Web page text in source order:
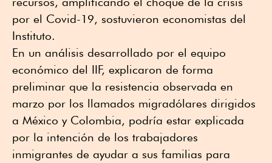
por el Covid-19, sostuvieron economistas del
Instituto.
En un análisis desarrollado por el equipo
económico del IIF, explicaron de forma
preliminar que la resistencia observada en
marzo por los llamados migradólares dirigidos
a México y Colombia, podría estar explicada
por la intención de los trabajadores
inmigrantes de ayudar a sus familias para